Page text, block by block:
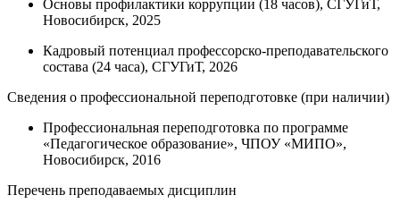
Основы профилактики коррупции (18 часов), СГУГиТ,
Новосибирск, 2025
Кадровый потенциал профессорско-преподавательского
состава (24 часа), СГУГиТ, 2026
Сведения о профессиональной переподготовке (при наличии)
Профессиональная переподготовка по программе
«Педагогическое образование», ЧПОУ «МИПО»,
Новосибирск, 2016
Перечень преподаваемых дисциплин